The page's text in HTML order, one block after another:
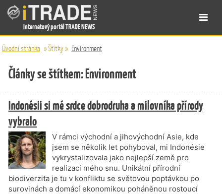
Internetový portál TRADE NEWS
Úvodní stránka »Štítky» Environment
Články se štítkem: Environment
Indonésii si mé srdce dobrodruha a milovníka přírody
vybralo
V rámci východní a jihovýchodní Asie, kde
jsem se několik let pohyboval, mi Indonésie
vykrystalizovala jako nejlepší země pro
realizaci mého snu. Unikátní přírodní
biodiverzita je tu v konfliktu se světovou poptávkou po
surovinách a domácí ekonomikou poháněnou rostoucí